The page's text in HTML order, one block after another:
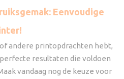
Eenvoudige
andere printopdrachten hebt,
resultaten die voldoen
vandaag nog de keuze voor